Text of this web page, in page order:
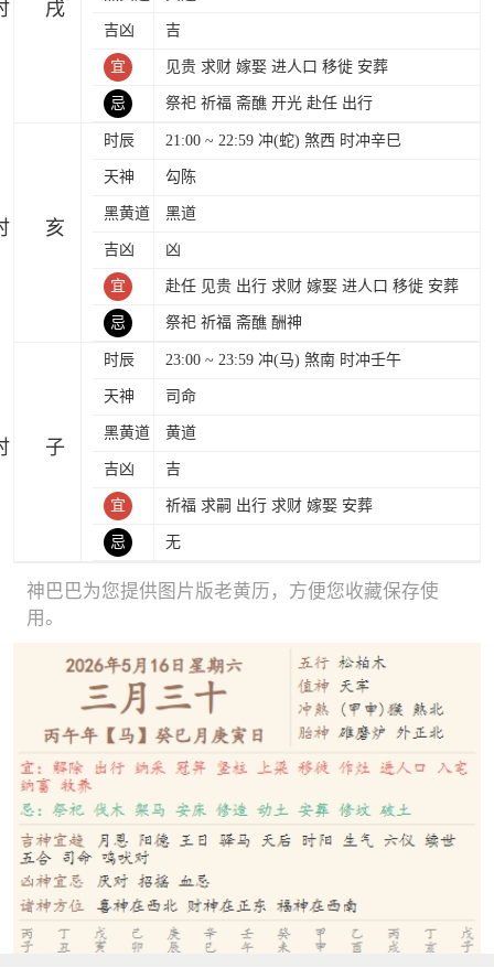
吉凶 吉
宜 见贵 求财 嫁娶 进人口 移徙 安葬
忌 祭祀 祈福 斋醮 开光 赴任 出行
时辰 21:00 ~ 22:59 冲(蛇) 煞西 时冲辛巳
天神 勾陈
黑黄道 黑道
吉凶 凶
宜 赴任 见贵 出行 求财 嫁娶 进人口 移徙 安葬
忌 祭祀 祈福 斋醮 酬神
时辰 23:00 ~ 23:59 冲(马) 煞南 时冲壬午
天神 司命
黑黄道 黄道
吉凶 吉
宜 祈福 求嗣 出行 求财 嫁娶 安葬
忌 无
神巴巴为您提供图片版老黄历，方便您收藏保存使
用。